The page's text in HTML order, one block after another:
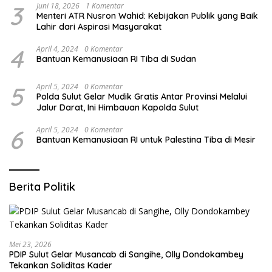
3 Juni 18, 2026 1 Komentar
Menteri ATR Nusron Wahid: Kebijakan Publik yang Baik
Lahir dari Aspirasi Masyarakat
4 April 4, 2024 0 Komentar
Bantuan Kemanusiaan RI Tiba di Sudan
5 April 5, 2024 0 Komentar
Polda Sulut Gelar Mudik Gratis Antar Provinsi Melalui
Jalur Darat, Ini Himbauan Kapolda Sulut
6 April 5, 2024 0 Komentar
Bantuan Kemanusiaan RI untuk Palestina Tiba di Mesir
Berita Politik
Mei 23, 2026
PDIP Sulut Gelar Musancab di Sangihe, Olly Dondokambey
Tekankan Soliditas Kader